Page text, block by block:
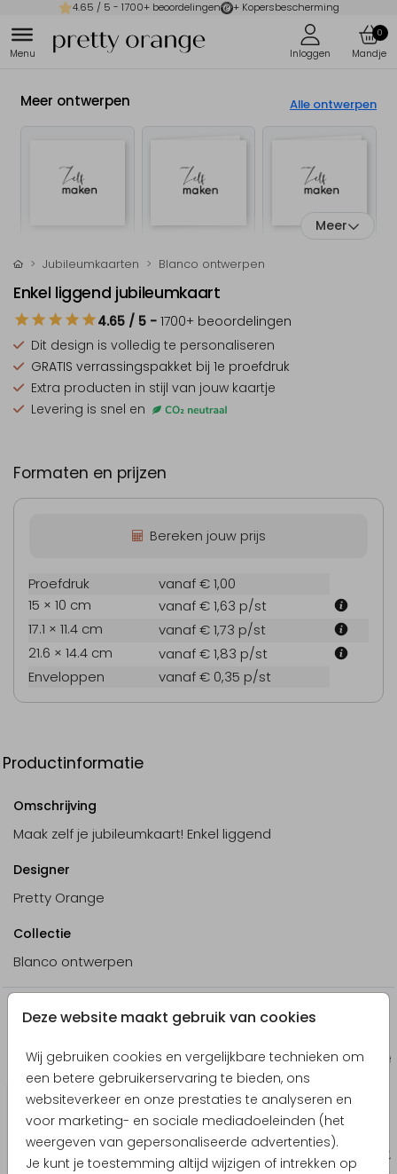
4.65 / 5 - 1700+ beoordelingen + Kopersbescherming
0
Deze website maakt gebruik van cookies
Wij gebruiken cookies en vergelijkbare technieken om
een betere gebruikerservaring te bieden, ons
websiteverkeer en onze prestaties te analyseren en
voor marketing- en sociale mediadoeleinden (het
weergeven van gepersonaliseerde advertenties).
Je kunt je toestemming altijd wijzigen of intrekken op
Meer ontwerpen Alle ontwerpen
Meer
Jubileumkaarten Blanco ontwerpen
Enkel liggend jubileumkaart
4.65 / 5 - 1700+ beoordelingen
Dit design is volledig te personaliseren
GRATIS verrassingspakket bij 1e proefdruk
Extra producten in stijl van jouw kaartje
Levering is snel en
Formaten en prijzen
Bereken jouw prijs
Proefdruk
vanaf € 1,00
15 × 10 cm
vanaf € 1,63 p/st
17.1 × 11.4 cm
vanaf € 1,73 p/st
21.6 × 14.4 cm
vanaf € 1,83 p/st
Enveloppen
vanaf € 0,35 p/st
Productinformatie
Omschrijving
Maak zelf je jubileumkaart! Enkel liggend
Designer
Pretty Orange
Collectie
Blanco ontwerpen
Producten die hierop lijken
Uitnodiging jubileum